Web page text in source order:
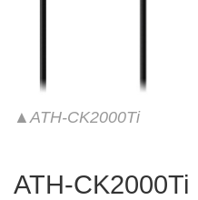
▲ATH-CK2000Ti
ATH-CK2000Ti